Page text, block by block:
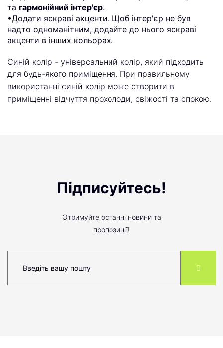
та гармонійний інтер'єр.
•Додати яскраві акценти. Щоб інтер'єр не був
надто одноманітним, додайте до нього яскраві
акценти в інших кольорах.
Синій колір - універсальний колір, який підходить
для будь-якого приміщення. При правильному
використанні синій колір може створити в
приміщенні відчуття прохолоди, свіжості та спокою.
Підписуйтесь!
Отримуйте останні новини та
пропозиції!